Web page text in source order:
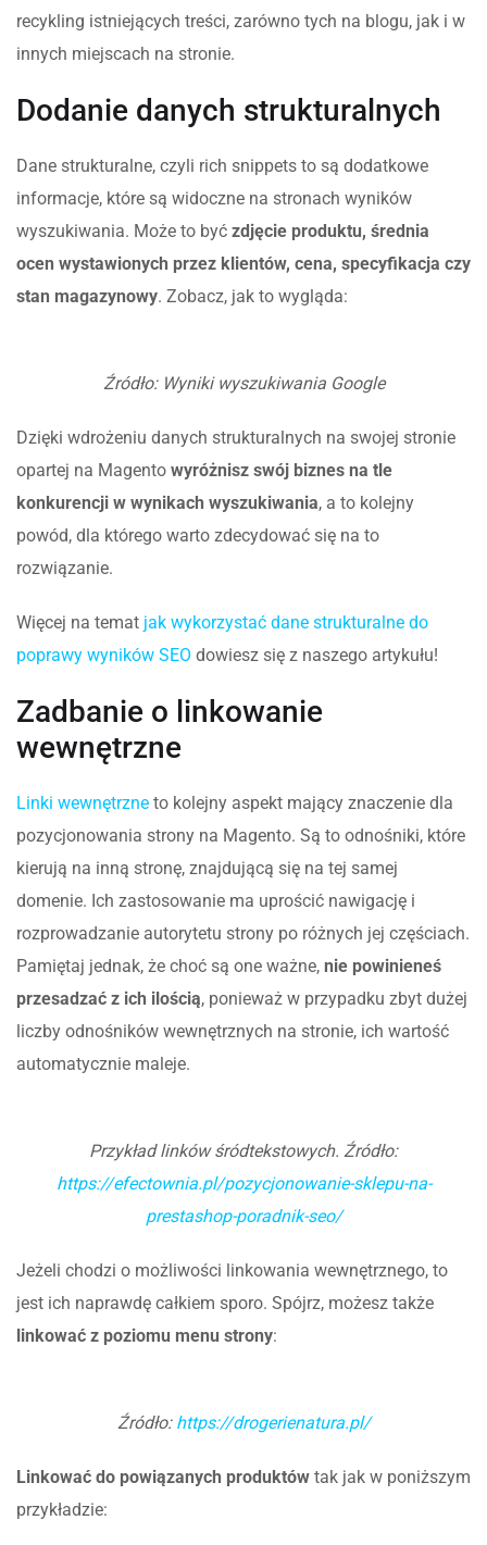
recykling istniejących treści, zarówno tych na blogu, jak i w
innych miejscach na stronie.
Dodanie danych strukturalnych
Dane strukturalne, czyli rich snippets to są dodatkowe
informacje, które są widoczne na stronach wyników
wyszukiwania. Może to być zdjęcie produktu, średnia
ocen wystawionych przez klientów, cena, specyfikacja czy
stan magazynowy. Zobacz, jak to wygląda:
Źródło: Wyniki wyszukiwania Google
Dzięki wdrożeniu danych strukturalnych na swojej stronie
opartej na Magento wyróżnisz swój biznes na tle
konkurencji w wynikach wyszukiwania, a to kolejny
powód, dla którego warto zdecydować się na to
rozwiązanie.
Więcej na temat jak wykorzystać dane strukturalne do
poprawy wyników SEO dowiesz się z naszego artykułu!
Zadbanie o linkowanie
wewnętrzne
Linki wewnętrzne to kolejny aspekt mający znaczenie dla
pozycjonowania strony na Magento. Są to odnośniki, które
kierują na inną stronę, znajdującą się na tej samej
domenie. Ich zastosowanie ma uprościć nawigację i
rozprowadzanie autorytetu strony po różnych jej częściach.
Pamiętaj jednak, że choć są one ważne, nie powinieneś
przesadzać z ich ilością, ponieważ w przypadku zbyt dużej
liczby odnośników wewnętrznych na stronie, ich wartość
automatycznie maleje.
Przykład linków śródtekstowych. Źródło:
https://efectownia.pl/pozycjonowanie-sklepu-na-
prestashop-poradnik-seo/
Jeżeli chodzi o możliwości linkowania wewnętrznego, to
jest ich naprawdę całkiem sporo. Spójrz, możesz także
linkować z poziomu menu strony:
Źródło: https://drogerienatura.pl/
Linkować do powiązanych produktów tak jak w poniższym
przykładzie: